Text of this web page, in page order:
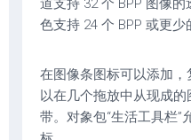
道支持 32 个 BPP 图像
色支持 24 个 BPP 或更少
在图像条图标可以添加
以在几个拖放中从现成
带。对象包“生活工具栏”